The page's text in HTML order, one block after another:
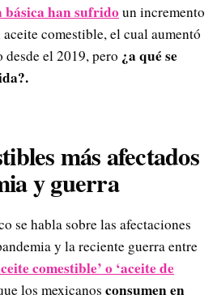
básica han sufridoun incremento
comestible, el cual aumentó
desde el 2019, pero ¿a qué se
más afectados
y guerra
se habla sobre las afectaciones
y la reciente guerra entre
comestible’ o ‘aceite de
los mexicanos consumen en